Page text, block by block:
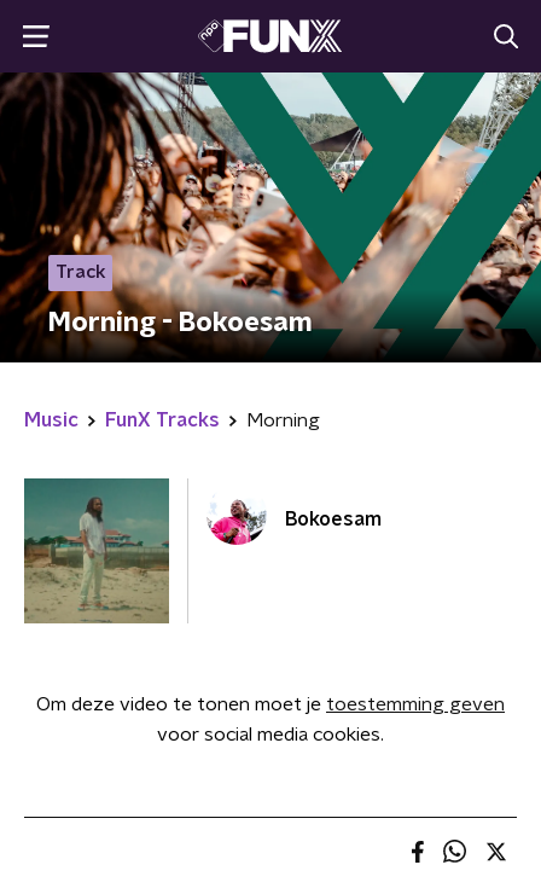
Track
Morning - Bokoesam
Music FunX Tracks Morning
Bokoesam
Om deze video te tonen moet je toestemming geven
voor social media cookies.